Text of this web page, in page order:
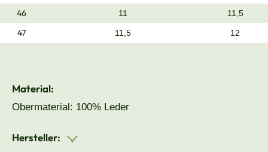
46 11 11,5
47 11,5 12
Material:
Obermaterial: 100% Leder
Hersteller: